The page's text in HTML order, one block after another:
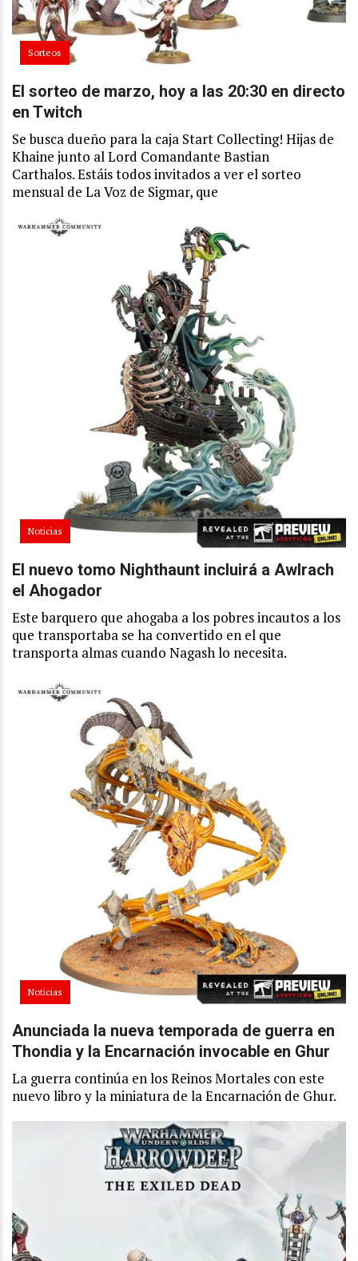
Sorteos
El sorteo de marzo, hoy a las 20:30 en directo
en Twitch
Se busca dueño para la caja Start Collecting! Hijas de
Khaine junto al Lord Comandante Bastian
Carthalos. Estáis todos invitados a ver el sorteo
mensual de La Voz de Sigmar, que
Noticias
El nuevo tomo Nighthaunt incluirá a Awlrach
el Ahogador
Este barquero que ahogaba a los pobres incautos a los
que transportaba se ha convertido en el que
transporta almas cuando Nagash lo necesita.
Noticias
Anunciada la nueva temporada de guerra en
Thondia y la Encarnación invocable en Ghur
La guerra continúa en los Reinos Mortales con este
nuevo libro y la miniatura de la Encarnación de Ghur.